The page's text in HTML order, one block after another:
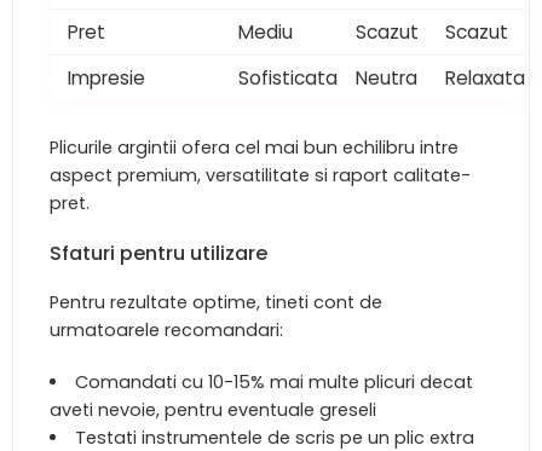
Pret
Mediu Scazut
Scazut
Impresie
Sofisticata Neutra Relaxata
Plicurile argintii ofera cel mai bun echilibru intre
aspect premium, versatilitate si raport calitate-
pret.
Sfaturi pentru utilizare
Pentru rezultate optime, tineti cont de
urmatoarele recomandari:
Comandati cu 10-15% mai multe plicuri decat
aveti nevoie, pentru eventuale greseli
Testati instrumentele de scris pe un plic extra